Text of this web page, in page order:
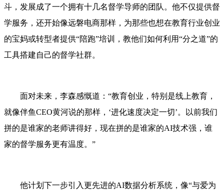
斗，发展成了一个拥有十几名督学导师的团队。他不仅提供督
学服务，还开始像远磐电商那样，为那些也想在教育行业创业
的宝妈或转型者提供“陪跑”培训，教他们如何利用“分之道”的
工具搭建自己的督学社群。
面对未来，李森感慨道：“教育创业，特别是线上教育，
就像伴鱼CEO黄河说的那样，‘进化速度决定一切’。以前我们
拼的是谁家的老师讲得好，现在拼的是谁家的AI技术强，谁
家的督学服务更有温度。”
他计划下一步引入更先进的AI数据分析系统，像“与爱为